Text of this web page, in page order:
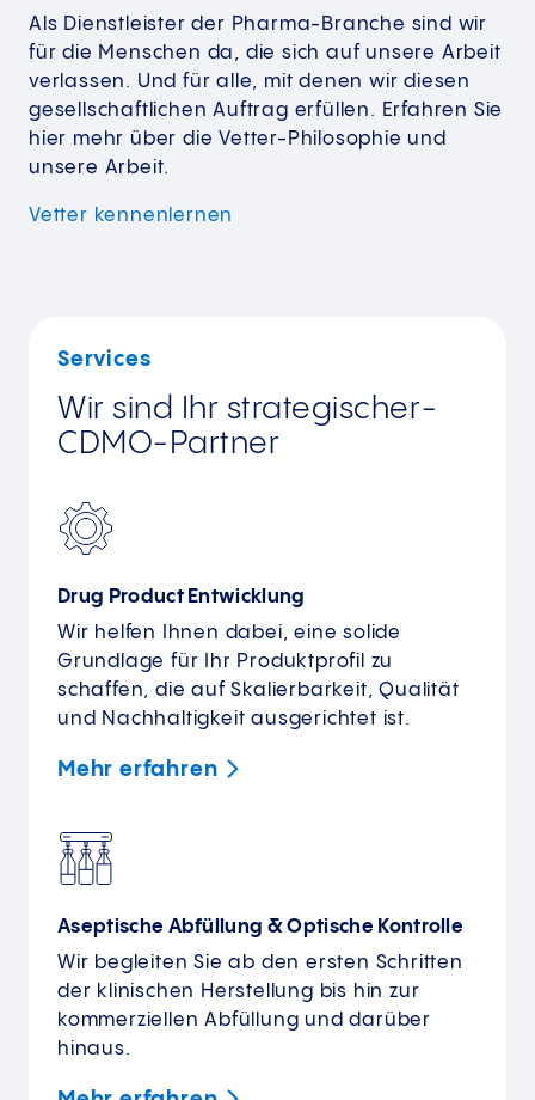
Als Dienstleister der Pharma-Branche sind wir
für die Menschen da, die sich auf unsere Arbeit
verlassen. Und für alle, mit denen wir diesen
gesellschaftlichen Auftrag erfüllen. Erfahren Sie
hier mehr über die Vetter-Philosophie und
unsere Arbeit.
Vetter kennenlernen
Services
Wir sind Ihr strategischer­
CDMO-Partner
Drug Product Entwicklung
Wir helfen Ihnen dabei, eine solide
Grundlage für Ihr Produktprofil zu
schaffen, die auf Skalierbarkeit, Qualität
und Nachhaltigkeit ausgerichtet ist.
Mehr erfahren
Aseptische Abfüllung & Optische Kontrolle
Wir begleiten Sie ab den ersten Schritten
der klinischen Herstellung bis hin zur
kommerziellen Abfüllung und darüber
hinaus.